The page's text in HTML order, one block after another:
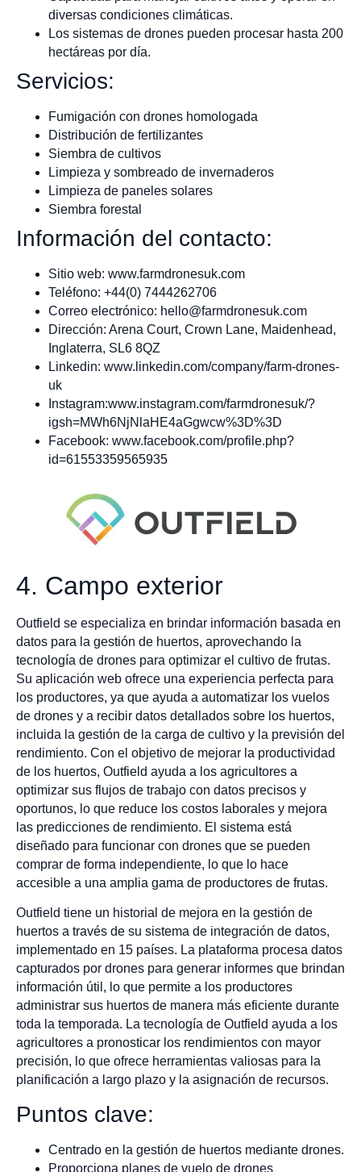
diversas condiciones climáticas.
Los sistemas de drones pueden procesar hasta 200
hectáreas por día.
Servicios:
Fumigación con drones homologada
Distribución de fertilizantes
Siembra de cultivos
Limpieza y sombreado de invernaderos
Limpieza de paneles solares
Siembra forestal
Información del contacto:
Sitio web: www.farmdronesuk.com
Teléfono: +44(0) 7444262706
Correo electrónico: hello@farmdronesuk.com
Dirección: Arena Court, Crown Lane, Maidenhead,
Inglaterra, SL6 8QZ
Linkedin: www.linkedin.com/company/farm-drones-
uk
Instagram:www.instagram.com/farmdronesuk/?
igsh=MWh6NjNlaHE4aGgwcw%3D%3D
Facebook: www.facebook.com/profile.php?
id=61553359565935
4. Campo exterior
Outfield se especializa en brindar información basada en
datos para la gestión de huertos, aprovechando la
tecnología de drones para optimizar el cultivo de frutas.
Su aplicación web ofrece una experiencia perfecta para
los productores, ya que ayuda a automatizar los vuelos
de drones y a recibir datos detallados sobre los huertos,
incluida la gestión de la carga de cultivo y la previsión del
rendimiento. Con el objetivo de mejorar la productividad
de los huertos, Outfield ayuda a los agricultores a
optimizar sus flujos de trabajo con datos precisos y
oportunos, lo que reduce los costos laborales y mejora
las predicciones de rendimiento. El sistema está
diseñado para funcionar con drones que se pueden
comprar de forma independiente, lo que lo hace
accesible a una amplia gama de productores de frutas.
Outfield tiene un historial de mejora en la gestión de
huertos a través de su sistema de integración de datos,
implementado en 15 países. La plataforma procesa datos
capturados por drones para generar informes que brindan
información útil, lo que permite a los productores
administrar sus huertos de manera más eficiente durante
toda la temporada. La tecnología de Outfield ayuda a los
agricultores a pronosticar los rendimientos con mayor
precisión, lo que ofrece herramientas valiosas para la
planificación a largo plazo y la asignación de recursos.
Puntos clave:
Centrado en la gestión de huertos mediante drones.
Proporciona planes de vuelo de drones